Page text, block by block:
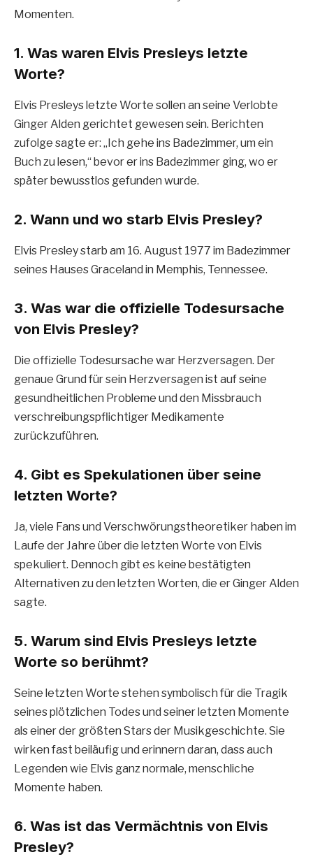
Momenten.
1. Was waren Elvis Presleys letzte
Worte?
Elvis Presleys letzte Worte sollen an seine Verlobte
Ginger Alden gerichtet gewesen sein. Berichten
zufolge sagte er: „Ich gehe ins Badezimmer, um ein
Buch zu lesen,“ bevor er ins Badezimmer ging, wo er
später bewusstlos gefunden wurde.
2. Wann und wo starb Elvis Presley?
Elvis Presley starb am 16. August 1977 im Badezimmer
seines Hauses Graceland in Memphis, Tennessee.
3. Was war die offizielle Todesursache
von Elvis Presley?
Die offizielle Todesursache war Herzversagen. Der
genaue Grund für sein Herzversagen ist auf seine
gesundheitlichen Probleme und den Missbrauch
verschreibungspflichtiger Medikamente
zurückzuführen.
4. Gibt es Spekulationen über seine
letzten Worte?
Ja, viele Fans und Verschwörungstheoretiker haben im
Laufe der Jahre über die letzten Worte von Elvis
spekuliert. Dennoch gibt es keine bestätigten
Alternativen zu den letzten Worten, die er Ginger Alden
sagte.
5. Warum sind Elvis Presleys letzte
Worte so berühmt?
Seine letzten Worte stehen symbolisch für die Tragik
seines plötzlichen Todes und seiner letzten Momente
als einer der größten Stars der Musikgeschichte. Sie
wirken fast beiläufig und erinnern daran, dass auch
Legenden wie Elvis ganz normale, menschliche
Momente haben.
6. Was ist das Vermächtnis von Elvis
Presley?